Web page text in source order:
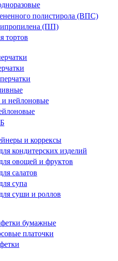
полистирола (ВПС)
(ПП)
тортов
нейлоновые
и коррексы
кондитерских изделий
овощей и фруктов
салатов
супа
суши и роллов
бумажные
платочки